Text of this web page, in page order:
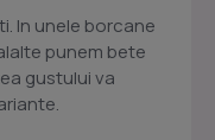
In unele borcane
punem bete
gustului va